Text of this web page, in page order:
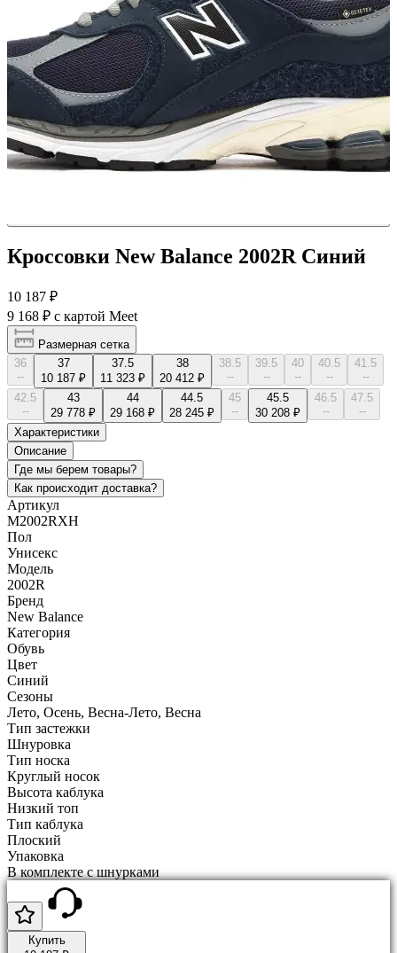
Кроссовки New Balance 2002R Синий
10 187 ₽
9 168 ₽ с картой Meet
Размерная сетка
36
--
37
10 187 ₽
37.5
11 323 ₽
38
20 412 ₽
38.5
--
39.5
--
40
--
40.5
--
41.5
--
42.5
--
43
29 778 ₽
44
29 168 ₽
44.5
28 245 ₽
45
--
45.5
30 208 ₽
46.5
--
47.5
--
Характеристики
Описание
Где мы берем товары?
Как происходит доставка?
Артикул
M2002RXH
Пол
Унисекс
Модель
2002R
Бренд
New Balance
Категория
Обувь
Цвет
Синий
Сезоны
Лето, Осень, Весна-Лето, Весна
Тип застежки
Шнуровка
Тип носка
Круглый носок
Высота каблука
Низкий топ
Тип каблука
Плоский
Упаковка
В комплекте с шнурками
Купить